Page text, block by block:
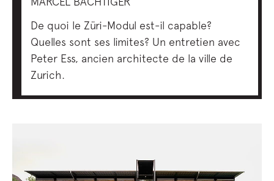
De quoi le Züri-Modul est-il capable?
Quelles sont ses limites? Un entretien avec
Peter Ess, ancien architecte de la ville de
Zurich.